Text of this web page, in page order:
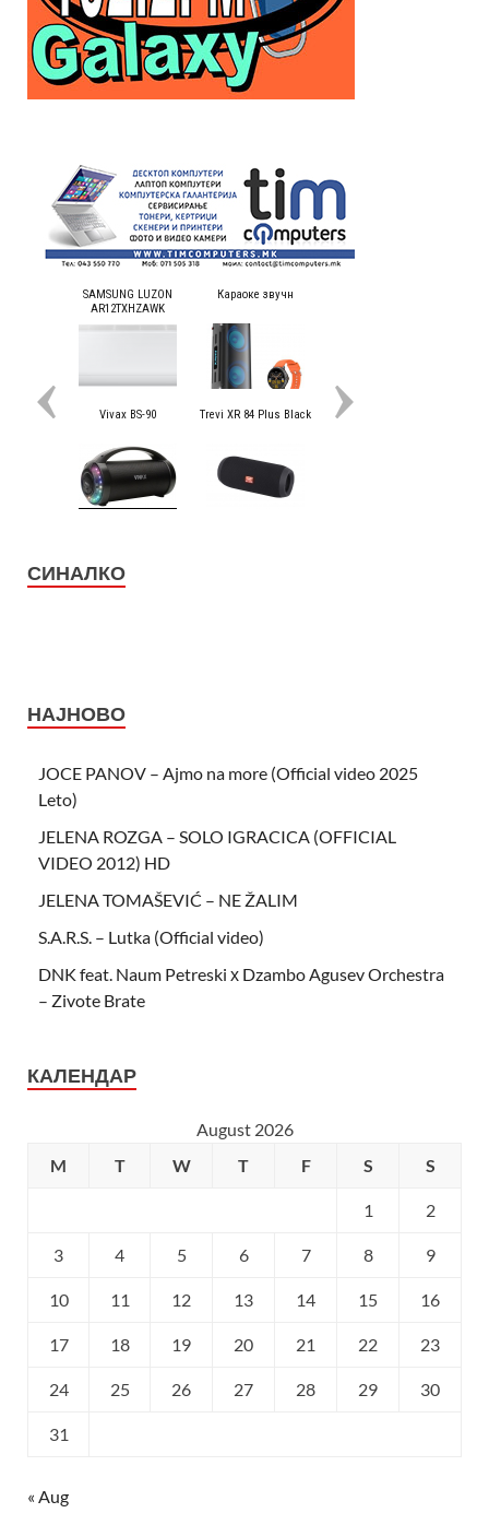
СИНАЛКО
НАЈНОВО
JOCE PANOV – Ajmo na more (Official video 2025
Leto)
JELENA ROZGA – SOLO IGRACICA (OFFICIAL
VIDEO 2012) HD
JELENA TOMAŠEVIĆ – NE ŽALIM
S.A.R.S. – Lutka (Official video)
DNK feat. Naum Petreski х Dzambo Agusev Orchestra
– Zivote Brate
КАЛЕНДАР
August 2026
M
T W T F S S
1 2
3 4 5 6 7 8 9
10 11 12 13 14 15 16
17 18 19 20 21 22 23
24 25 26 27 28 29 30
31
« Aug